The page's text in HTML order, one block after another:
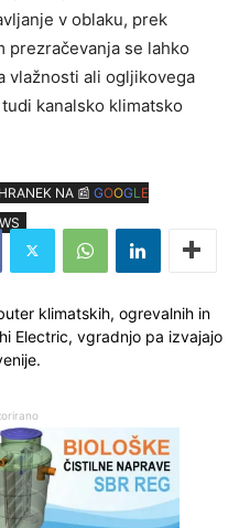
v oblaku, prek
prezračevanja se lahko
vlažnosti ali ogljikovega
kanalsko klimatsko
NA 📰 GOOGL E
klimatskih, ogrevalnih in
Electric, vgradnjo pa izvajajo